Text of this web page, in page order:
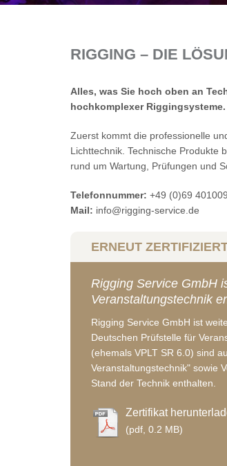
RIGGING – DIE
Alles, was Sie hoch oben an
hochkomplexer
Zuerst kommt die professionelle
Lichttechnik. Technische Produkte
rund um Wartung, Prüfungen und
Telefonnummer: +49 (0)69
Mail: info@rigging-service.de
ERNEUT
Rigging Service GmbH
Veranstaltungstechnik
Rigging Service GmbH ist
Deutschen Prüfstelle für
(ehemals VPLT SR 6.0) sind
Veranstaltungstechnik" sowie
Stand der Technik enthalten.
Zertifikat
(pdf, 0.2 MB)